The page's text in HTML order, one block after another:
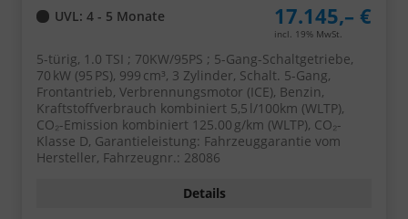
UVL: 4 - 5 Monate 17.145,– €
incl. 19% MwSt.
5-türig, 1.0 TSI ; 70KW/95PS ; 5-Gang-Schaltgetriebe,
70 kW (95 PS), 999 cm³, 3 Zylinder, Schalt. 5-Gang,
Frontantrieb, Verbrennungsmotor (ICE), Benzin,
Kraftstoffverbrauch kombiniert 5,5 l/100km (WLTP),
CO₂-Emission kombiniert 125.00 g/km (WLTP), CO₂-
Klasse D, Garantieleistung: Fahrzeuggarantie vom
Hersteller, Fahrzeugnr.: 28086
Details